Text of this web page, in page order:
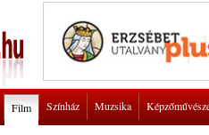
Film Színház Muzsika